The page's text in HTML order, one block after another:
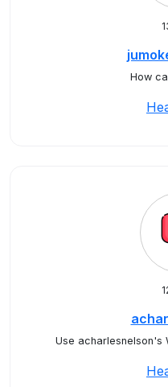
How
Use acharlesnelson's